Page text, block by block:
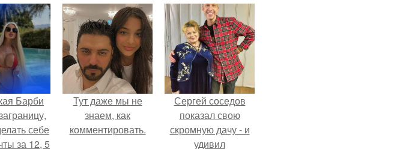
Барби
себе
за 12, 5
Тут даже мы не
знаем, как
комментировать.
Сергей соседов
показал свою
скромную дачу - и
удивил